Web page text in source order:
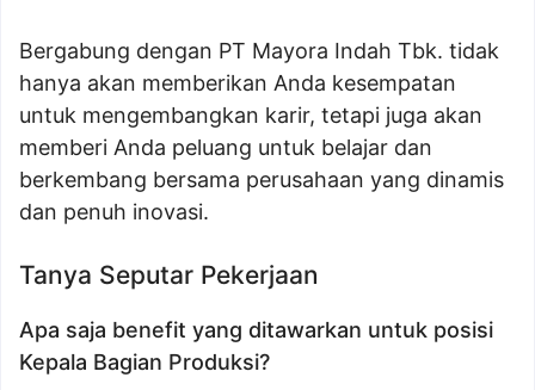
Bergabung dengan PT Mayora Indah Tbk. tidak
hanya akan memberikan Anda kesempatan
untuk mengembangkan karir, tetapi juga akan
memberi Anda peluang untuk belajar dan
berkembang bersama perusahaan yang dinamis
dan penuh inovasi.
Tanya Seputar Pekerjaan
Apa saja benefit yang ditawarkan untuk posisi
Kepala Bagian Produksi?